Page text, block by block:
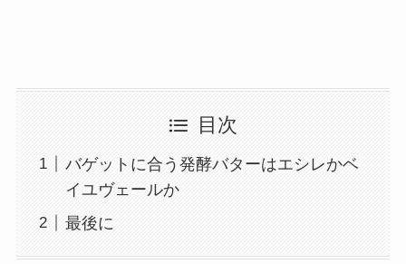
目次
バゲットに合う発酵バターはエシレかベ
イユヴェールか
最後に